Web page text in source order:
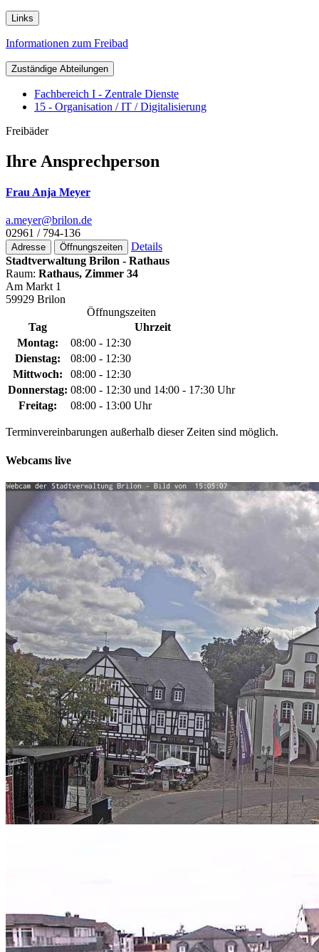
Links
Informationen zum Freibad
Zuständige Abteilungen
Fachbereich I - Zentrale Dienste
15 - Organisation / IT / Digitalisierung
Freibäder
Ihre Ansprechperson
Frau Anja Meyer
a.meyer@­brilon.de
02961 / 794-136
Adresse Öffnungszeiten
Details
Stadtverwaltung Brilon - Rathaus
Raum: Rathaus, Zimmer 34
Am Markt 1
59929 Brilon
Öffnungszeiten
Tag
Uhrzeit
Montag:
08:00 - 12:30
Dienstag:
08:00 - 12:30
Mittwoch:
08:00 - 12:30
Donnerstag: 08:00 - 12:30 und 14:00 - 17:30 Uhr
Freitag:
08:00 - 13:00 Uhr
Terminvereinbarungen außerhalb dieser Zeiten sind möglich.
Webcams live